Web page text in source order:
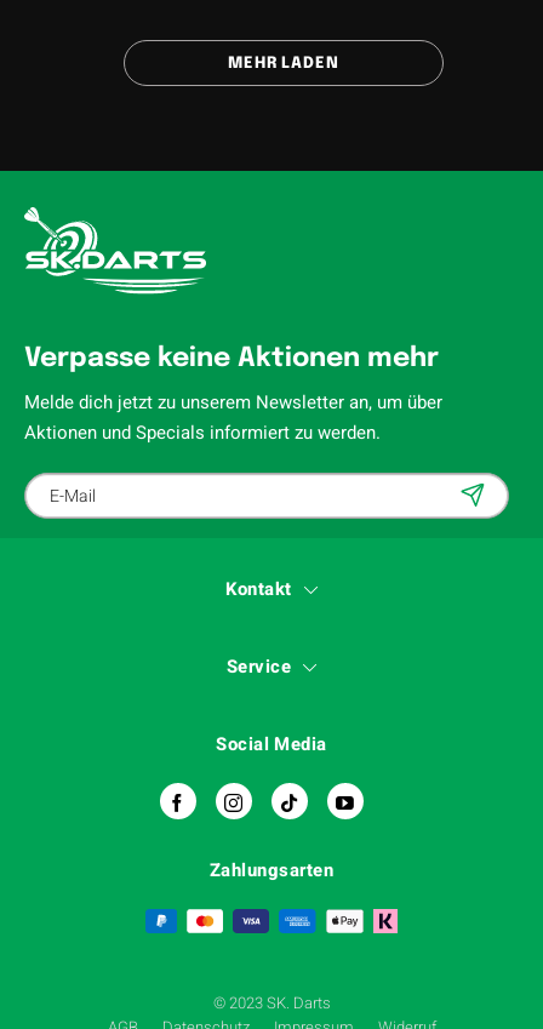
MEHR LADEN
Verpasse keine Aktionen mehr
Melde dich jetzt zu unserem Newsletter an, um über
Aktionen und Specials informiert zu werden.
Kontakt
Service
Social Media
Zahlungsarten
© 2023 SK. Darts